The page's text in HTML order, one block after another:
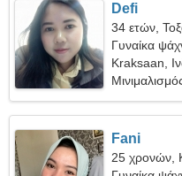
Defi
34 ετών,
Γυναίκα
Kraksaan,
Fani
25 χρονών,